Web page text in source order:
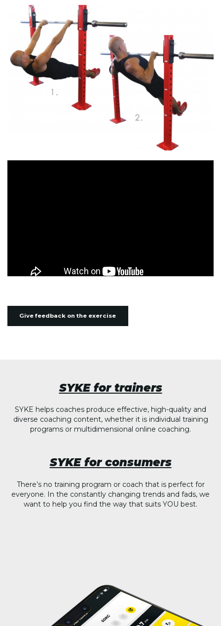
Give feedback on the exercise
SYKE for trainers
SYKE helps coaches produce effective, high-quality and
diverse coaching content, whether it is individual training
programs or multidimensional online coaching.
SYKE for consumers
There’s no training program or coach that is perfect for
everyone. In the constantly changing trends and fads, we
want to help you find the way that suits YOU best.